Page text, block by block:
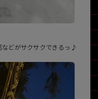
などがサクサクできるっ♪